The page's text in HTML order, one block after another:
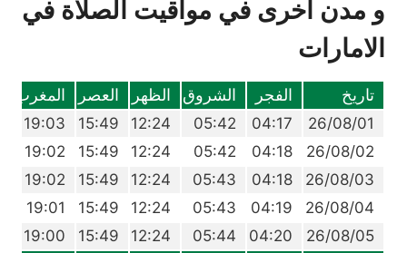
و مدن أخرى في مواقيت الصلاة في
الامارات
تاريخ الفجر الشروق الظهر العصر المغرب
26/08/01
04:17
05:42
12:24
15:49
19:03
26/08/02
04:18
05:42
12:24
15:49
19:02
26/08/03
04:18
05:43
12:24
15:49
19:02
26/08/04
04:19
05:43
12:24
15:49
19:01
26/08/05
04:20
05:44
12:24
15:49
19:00